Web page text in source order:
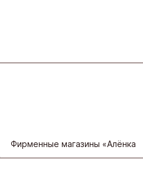
Фирменные магазины «Алёнка»